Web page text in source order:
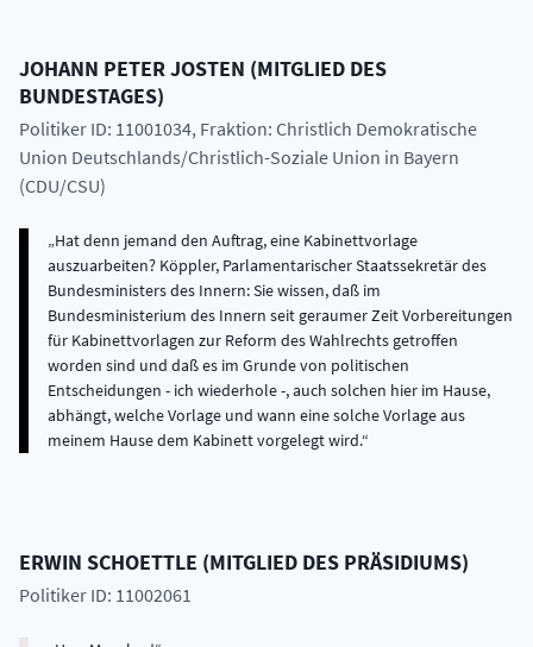
JOHANN PETERJOSTEN (MITGLIED DES
BUNDESTAGES)
Politiker ID: 11001034, Fraktion: Christlich Demokratische
Union Deutschlands/Christlich-Soziale Union in Bayern
(CDU/CSU)
Hat denn jemand den Auftrag, eine Kabinettvorlage
auszuarbeiten? Köppler, Parlamentarischer Staatssekretär des
Bundesministers des Innern: Sie wissen, daß im
Bundesministerium des Innern seit geraumer Zeit Vorbereitungen
für Kabinettvorlagen zur Reform des Wahlrechts getroffen
worden sind und daß es im Grunde von politischen
Entscheidungen - ich wiederhole -, auch solchen hier im Hause,
abhängt, welche Vorlage und wann eine solche Vorlage aus
meinem Hause dem Kabinett vorgelegt wird.
ERWIN SCHOETTLE (MITGLIED DES PRÄSIDIUMS)
Politiker ID: 11002061